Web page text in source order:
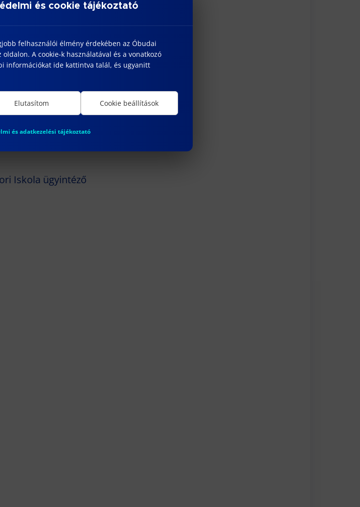
Iskola ügyintéző
és cookie tájékoztató
felhasználói élmény érdekében az Óbudai
A cookie-k használatával és a vonatkozó
információkat ide kattintva talál, és ugyanitt
Elutasítom Cookie beállítások
és adatkezelési tájékoztató